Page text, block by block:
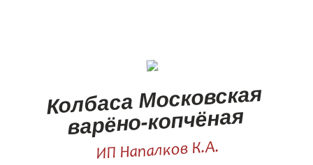
Колбаса Московская
варёно-копчёная
ИП Напалков К.А.